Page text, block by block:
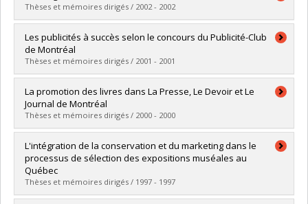
Cycle : Maîtrise
Diplôme obtenu :M. Sc.
Lien vers le document dans Papyrus
Thèses et mémoires dirigés / 2002 - 2002
Diplômé(e) :Chaussé, Marylaine
Cycle :Maîtrise
Diplôme obtenu :M. Sc.
Lien vers le document dans Papyrus
Les publicités à succès selon le concours du Publicité-Club
de Montréal
Thèses et mémoires dirigés / 2001 - 2001
Diplômé(e) : Allagui, Ilhem
Cycle :Maîtrise
Diplôme obtenu :M. Sc.
Lien vers le document dans Papyrus
La promotion des livres dans La Presse, Le Devoir et Le
Journal de Montréal
Thèses et mémoires dirigés / 2000 - 2000
Diplômé(e) :Musoni, Bernard
Cycle :Maîtrise
Diplôme obtenu :
Lien vers le document dans Papyrus
L'intégration de la conservation et du marketing dans le
processus de sélection des expositions muséales au
Québec
Thèses et mémoires dirigés / 1997 - 1997